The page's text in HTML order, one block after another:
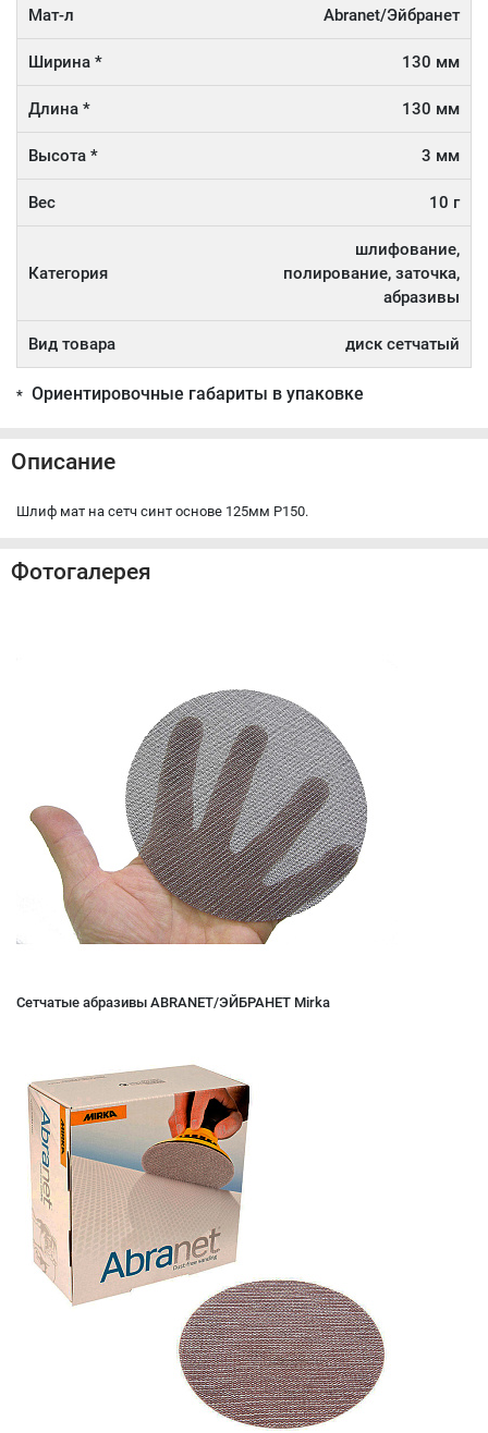
Мат-л Abranet/Эйбранет
Ширина * 130 мм
Длина * 130 мм
Высота * 3 мм
Вес 10 г
Категория
шлифование,
полирование, заточка,
абразивы
Вид товара диск сетчатый
* Ориентировочные габариты в упаковке
Описание
Шлиф мат на сетч синт основе 125мм Р150.
Фотогалерея
Сетчатые абразивы ABRANET/ЭЙБРАНЕТ Mirka